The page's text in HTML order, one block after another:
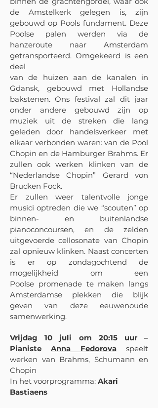
de Amstelkerk gelegen is, zijn
gebouwd op Pools fundament. Deze
Poolse palen werden via de
hanzeroute naar Amsterdam
getransporteerd. Omgekeerd is een
deel
van de huizen aan de kanalen in
Gdansk, gebouwd met Hollandse
bakstenen. Ons festival zal dit jaar
onder andere gebouwd zijn op
muziek uit de streken die lang
geleden door handelsverkeer met
elkaar verbonden waren: van de Pool
Chopin en de Hamburger Brahms. Er
zullen ook werken klinken van de
“Nederlandse Chopin” Gerard von
Brucken Fock.
Er zullen weer talentvolle jonge
musici optreden die we “scouten” op
binnen- en buitenlandse
pianoconcoursen, en de zelden
uitgevoerde cellosonate van Chopin
zal opnieuw klinken. Naast concerten
is er op zondagochtend de
mogelijkheid om een
Poolse promenade te maken langs
Amsterdamse plekken die blijk
geven van deze eeuwenoude
samenwerking.
Vrijdag 10 juli om 20:15 uur –
PianisteAnna Fedorovaspeelt
werken van Brahms, Schumann en
Chopin
In het voorprogramma: Akari
Bastiaens